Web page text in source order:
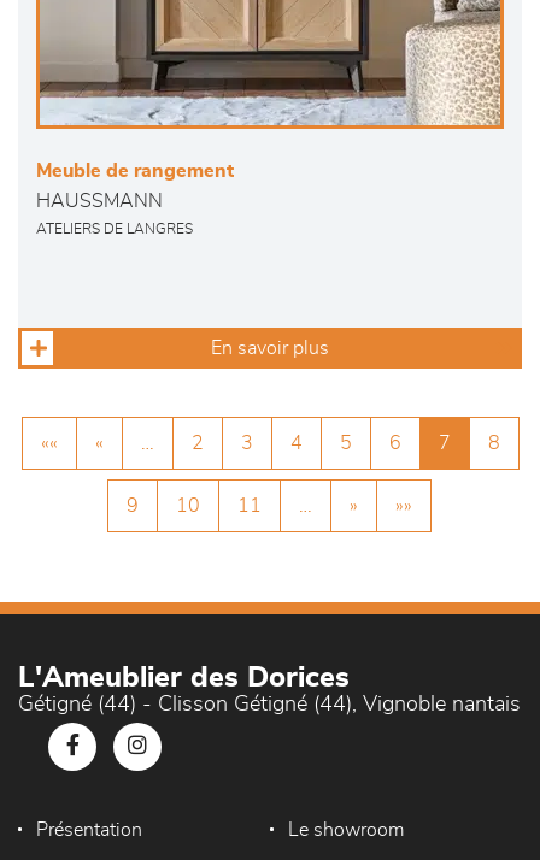
Meuble de rangement
HAUSSMANN
ATELIERS DE LANGRES
En savoir plus
«« « 2 3 4 5 6 7 8
9 10 11 » »»
L'Ameublier des Dorices
Gétigné (44) - Clisson Gétigné (44), Vignoble nantais
Présentation Le showroom